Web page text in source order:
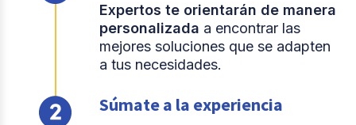
Expertos te orientarán de manera
personalizada a encontrar las
mejores soluciones que se adapten
a tus necesidades.
Súmate a la experiencia